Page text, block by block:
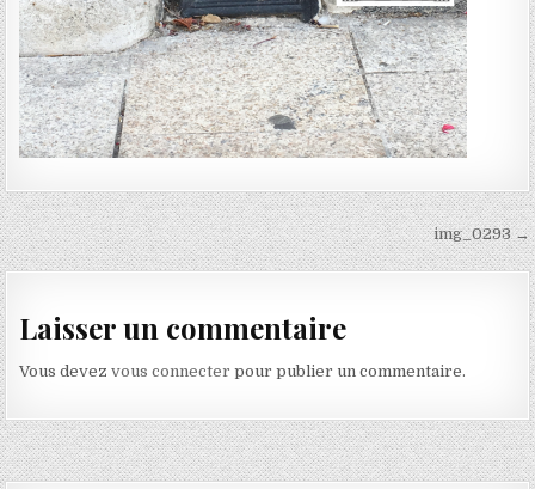
Navigation de l’article img_0293 →
Laisser un commentaire
Vous devezvous connecter pour publier un commentaire.